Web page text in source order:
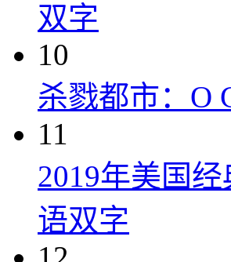
双字
10
杀戮都市：O
11
2019年美国
语双字